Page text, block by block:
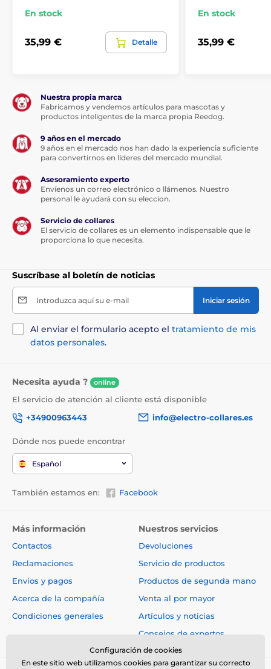
En stock
35,99 € Detalle
En stock
35,99 €
Nuestra propia marca
Fabricamos y vendemos artículos para mascotas y
productos inteligentes de la marca propia Reedog.
9 años en el mercado
9 años en el mercado nos han dado la experiencia suficiente
para convertirnos en líderes del mercado mundial.
Asesoramiento experto
Envíenos un correo electrónico o llámenos. Nuestro
personal le ayudará con su eleccion.
Servicio de collares
El servicio de collares es un elemento indispensable que le
proporciona lo que necesita.
Suscríbase al boletín de noticias
Introduzca aquí su e-mail Iniciar sesión
Al enviar el formulario acepto el tratamiento de mis
datos personales.
Necesita ayuda ? online
El servicio de atención al cliente está disponible
+34900963443
info@electro-collares.es
Dónde nos puede encontrar
Español
También estamos en: Facebook
Más información
Contactos
Reclamaciones
Envíos y pagos
Acerca de la compañía
Condiciones generales
Nuestros servicios
Devoluciones
Servicio de productos
Productos de segunda mano
Venta al por mayor
Artículos y noticias
Consejos de expertos
Configuración de cookies
En este sitio web utilizamos cookies para garantizar su correcto